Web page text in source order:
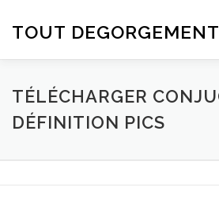
TOUT DEGORGEMENT
TÉLÉCHARGER
DÉFINITION PICS